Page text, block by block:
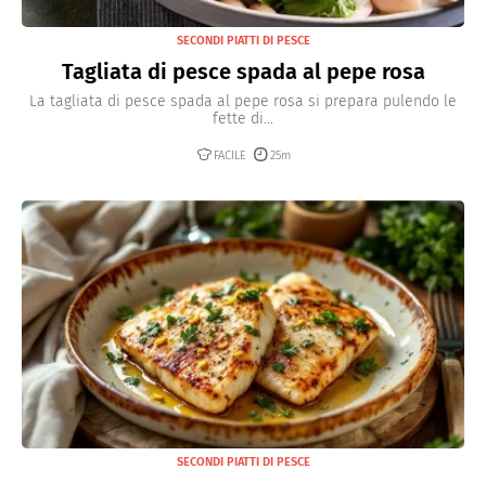
SECONDI PIATTI DI PESCE
Tagliata di pesce spada al pepe rosa
La tagliata di pesce spada al pepe rosa si prepara pulendo le
fette di...
FACILE 25m
SECONDI PIATTI DI PESCE